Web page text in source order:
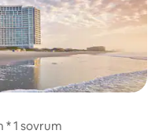
* 1 sovrum